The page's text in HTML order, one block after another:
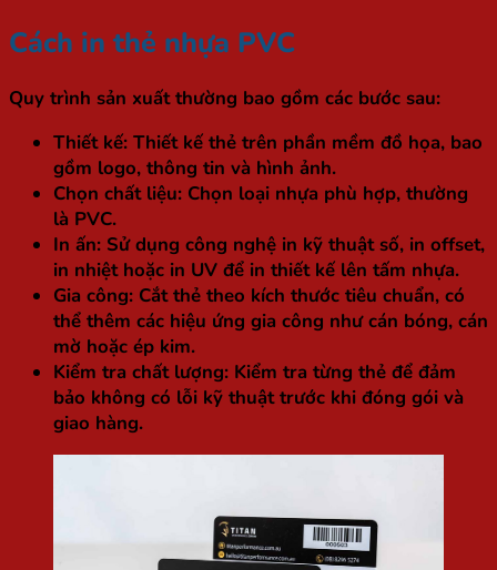
Cách in thẻ nhựa PVC
Quy trình sản xuất thường bao gồm các bước sau:
Thiết kế: Thiết kế thẻ trên phần mềm đồ họa, bao
gồm logo, thông tin và hình ảnh.
Chọn chất liệu: Chọn loại nhựa phù hợp, thường
là PVC.
In ấn: Sử dụng công nghệ in kỹ thuật số, in offset,
in nhiệt hoặc in UV để in thiết kế lên tấm nhựa.
Gia công: Cắt thẻ theo kích thước tiêu chuẩn, có
thể thêm các hiệu ứng gia công như cán bóng, cán
mờ hoặc ép kim.
Kiểm tra chất lượng: Kiểm tra từng thẻ để đảm
bảo không có lỗi kỹ thuật trước khi đóng gói và
giao hàng.